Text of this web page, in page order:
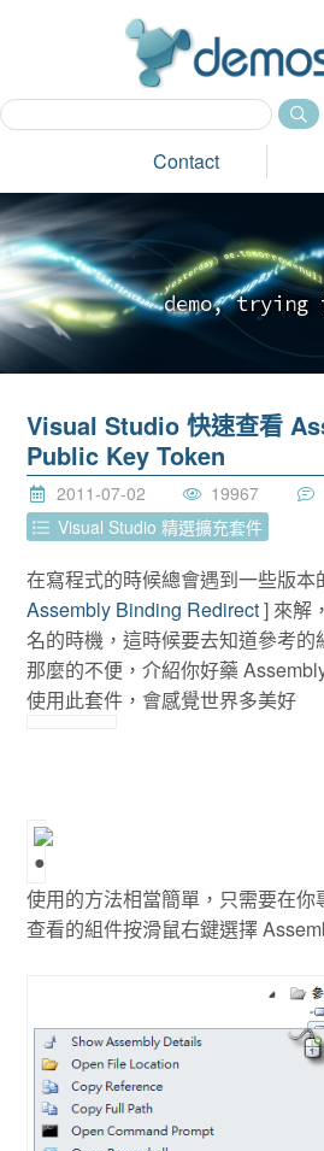
Contact
demo, tryi ng
Visual Studio 快速查看
Public Key Token
2011-07-02 19967
Visual Studio 精選擴充套件
在寫程式的時候總會遇到一些版本
Assembly Binding Redirect] 來解
名的時機，這時候要去知道參考
那麼的不便，介紹你好藥
使用此套件，會感覺世界多美好
使用的方法相當簡單，只需要在
查看的組件按滑鼠右鍵選擇